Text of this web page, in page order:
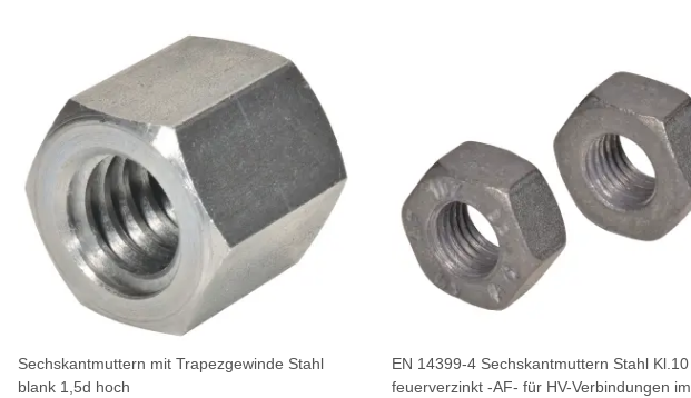
Sechskantmuttern mit Trapezgewinde Stahl
blank 1,5d hoch
EN 14399-4 Sechskantmuttern Stahl Kl.10
feuerverzinkt -AF- für HV-Verbindungen im